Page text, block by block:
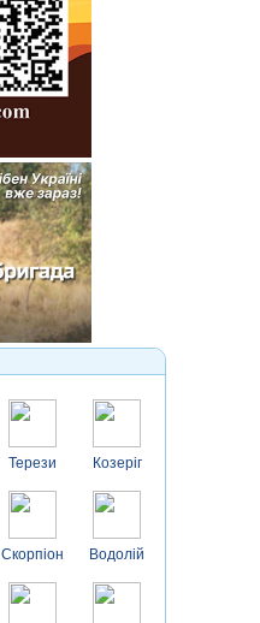
Терези
Скорпіон
Козеріг
Водолій